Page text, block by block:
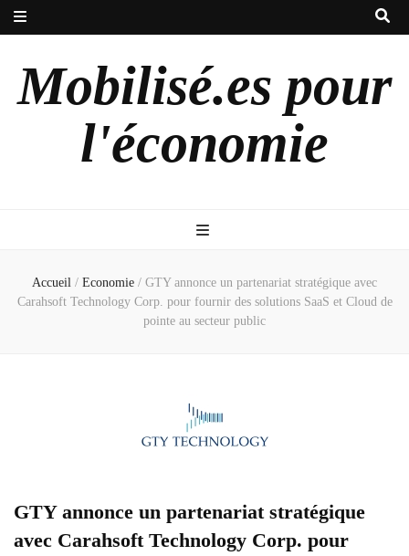
Mobilisé.es pour
l'économie
Accueil / Economie / GTY annonce un partenariat stratégique avec
Carahsoft Technology Corp. pour fournir des solutions SaaS et Cloud de
pointe au secteur public
GTY annonce un partenariat stratégique
avec Carahsoft Technology Corp. pour